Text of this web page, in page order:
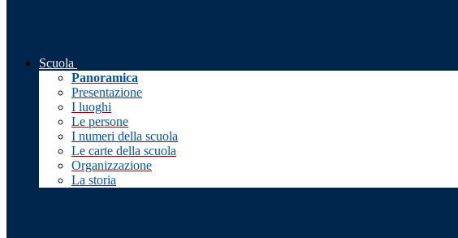
Scuola
Panoramica
Presentazione
I luoghi
Le persone
I numeri della scuola
Le carte della scuola
Organizzazione
La storia